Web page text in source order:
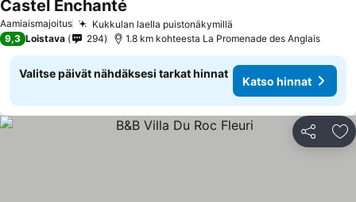
Aamiaismajoitus Kukkulan laella puistonäkymillä
Castel Enchanté
9,3 Loistava 294 1.8 km kohteesta La Promenade des Anglais
Valitse päivät nähdäksesi tarkat hinnat
Katso hinnat
Jaa